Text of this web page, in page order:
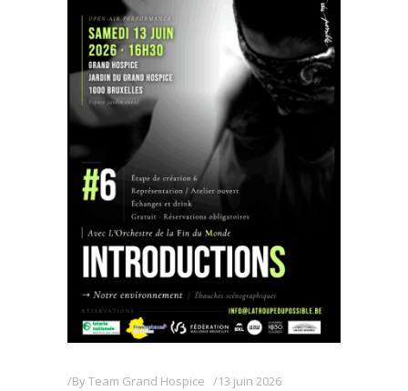
ByTeam Grand Hospice 13 juin 2026